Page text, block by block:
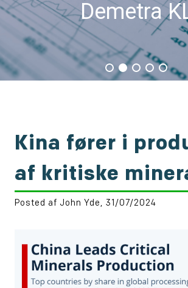
Demetra
Kina fører i
af kritiske
Posted af John Yde, 31/07/2024